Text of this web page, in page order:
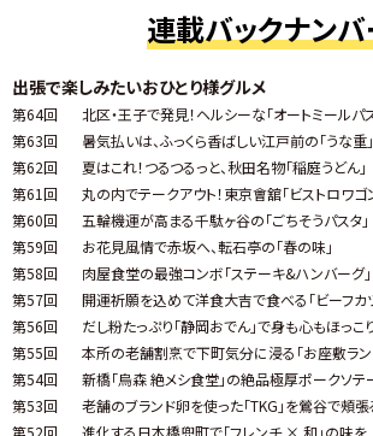
連載バックナン
出張で楽しみたいおひとり様グルメ
第64回 北区・王子で発見！ヘルシーな「オートミールパ
第63回
暑気払いは、ふっくら香ばしい江戸前の「うな重」
第62回
夏はこれ！つるつるっと、秋田名物「稲庭うどん」
第61回
丸の内でテークアウト！東京會舘「ビストロワゴ
第60回
五輪機運が高まる千駄ヶ谷の「ごちそうパスタ」
第59回
お花見風情で赤坂へ、転石亭の「春の味」
第58回
肉屋食堂の最強コンボ「ステーキ&ハンバーグ」
第57回
開運祈願を込めて洋食大吉で食べる「ビーフカ
第56回
だし粉たっぷり「静岡おでん」で身も心もほっこ
第55回
本所の老舗割烹で下町気分に浸る「お座敷ラン
第54回
新橋「烏森 絶メシ食堂」の絶品極厚ポークソテ
第53回
老舗のブランド卵を使った「TKG」を鶯谷で頰張